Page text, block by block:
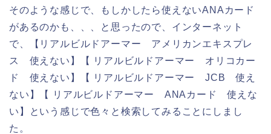
そのような感じで、もしかしたら使えないANAカード
があるのかも、、、と思ったので、インターネット
で、【リアルビルドアーマー アメリカンエキスプレ
ス 使えない】【 リアルビルドアーマー オリコカー
ド 使えない】【 リアルビルドアーマー JCB 使え
ない】【 リアルビルドアーマー ANAカード 使えな
い】という感じで色々と検索してみることにしまし
た。